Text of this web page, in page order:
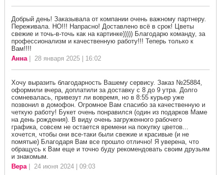
Добрый день! Заказывала от компании очень важному партнеру.
Переживала. НО!!! Напрасно! Доставлено всё в срок! Цветы
свежие и точь-в-точь как на картинке))))) Благодарю команду, за
профессионализм и качественную работу!!! Теперь только к
Вам!!!!
Анна| 28 января 2025 | 16:02
Хочу выразить благодарность Вашему сервису. Заказ №25884,
оформили вчера, доплатили за доставку с 8 до 9 утра. Долго
сомневалась, привезут ли вовремя, но в 8:55 курьер уже
позвонил в домофон. Огромное Вам спасибо за качественную и
четкую работу! Букет очень понравился (один из подарков Маме
на день рождения). В виду очень загруженного рабочего
графика, совсем не остается времени на покупку цветов...
хочется, чтобы они все-таки были свежие и красивые (и не
помятые) Благодаря Вам все прошло отлично! Я уверена, что
обращусь к Вам еще и точно буду рекомендовать своим друзьям
и знакомым.
Вера| 24 июня 2024 | 09:03